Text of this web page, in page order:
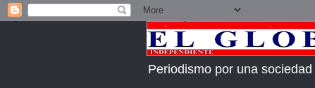
Periodismo por una